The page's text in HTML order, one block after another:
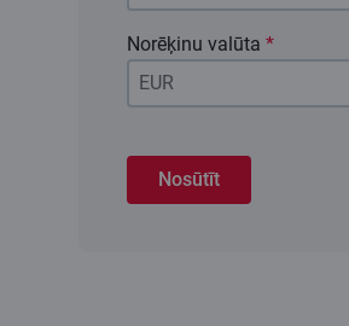
Norēķinu valūta *
Nosūtīt